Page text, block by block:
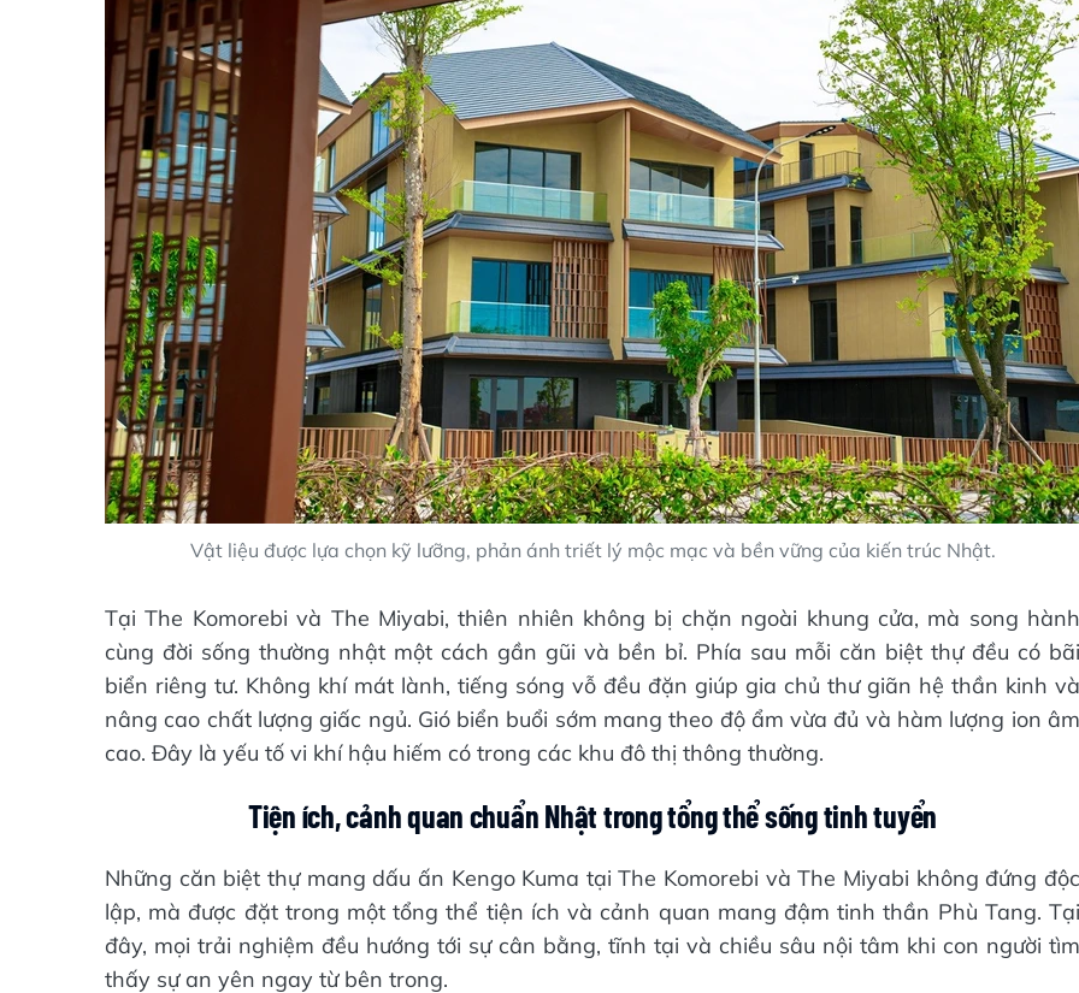
Vật liệu được lựa chọn kỹ lưỡng, phản ánh triết lý mộc mạc và bền vững của kiến trúc Nhật.
Tại The Komorebi và The Miyabi, thiên nhiên không bị chặn ngoài khung cửa, mà song hành
cùng đời sống thường nhật một cách gần gũi và bền bỉ. Phía sau mỗi căn biệt thự đều có bãi
biển riêng tư. Không khí mát lành, tiếng sóng vỗ đều đặn giúp gia chủ thư giãn hệ thần kinh và
nâng cao chất lượng giấc ngủ. Gió biển buổi sớm mang theo độ ẩm vừa đủ và hàm lượng ion âm
cao. Đây là yếu tố vi khí hậu hiếm có trong các khu đô thị thông thường.
Tiện ích, cảnh quan chuẩn Nhật trong tổng thể sống tinh tuyển
Những căn biệt thự mang dấu ấn Kengo Kuma tại The Komorebi và The Miyabi không đứng độc
lập, mà được đặt trong một tổng thể tiện ích và cảnh quan mang đậm tinh thần Phù Tang. Tại
đây, mọi trải nghiệm đều hướng tới sự cân bằng, tĩnh tại và chiều sâu nội tâm khi con người tìm
thấy sự an yên ngay từ bên trong.